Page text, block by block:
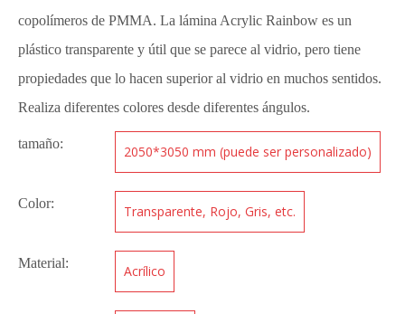
copolímeros de PMMA. La lámina Acrylic Rainbow es un
plástico transparente y útil que se parece al vidrio, pero tiene
propiedades que lo hacen superior al vidrio en muchos sentidos.
Realiza diferentes colores desde diferentes ángulos.
tamaño: 2050*3050 mm (puede ser personalizado)
Color: Transparente, Rojo, Gris, etc.
Material: Acrílico